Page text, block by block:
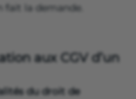
fait la demande.
aux CGV d’un
du droit de